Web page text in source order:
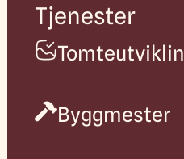
Tjenester
Byggmester